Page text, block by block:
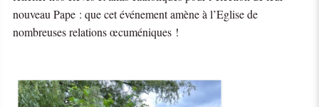
nouveau Pape : que cet événement amène à l’Eglise de
nombreuses relations œcuméniques !